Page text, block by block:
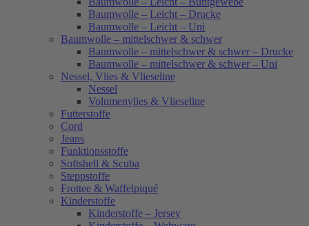
Baumwolle – Leicht – Drucke
Baumwolle – Leicht – Uni
Baumwolle – mittelschwer & schwer
Baumwolle – mittelschwer & schwer – Drucke
Baumwolle – mittelschwer & schwer – Uni
Nessel, Vlies & Vlieseline
Nessel
Volumenvlies & Vlieseline
Futterstoffe
Cord
Jeans
Funktionsstoffe
Softshell & Scuba
Steppstoffe
Frottee & Waffelpiqué
Kinderstoffe
Kinderstoffe – Jersey